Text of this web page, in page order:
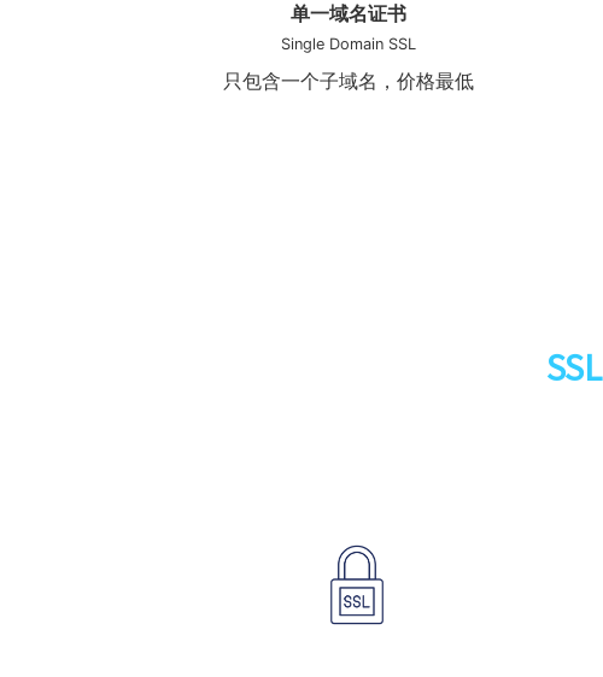
单一域名证书
Single Domain SSL
只包含一个子域名，价格最低